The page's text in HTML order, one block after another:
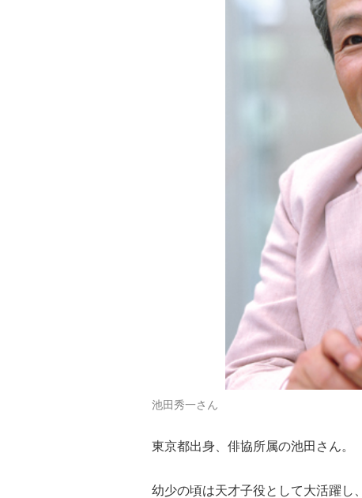
池田秀一さん
東京都出身、俳協所属の池田さん。
幼少の頃は天才子役として大活躍し